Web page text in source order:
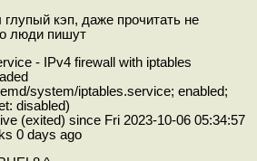
глупый кэп, даже прочитать не
люди пишут
- IPv4 firewall with iptables
system/iptables.service; enabled;
disabled)
(exited) since Fri 2023-10-06 05:34:57
0 days ago